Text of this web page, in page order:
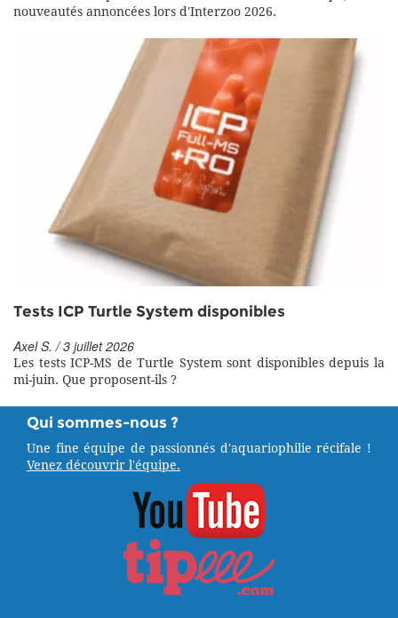
nouveautés annoncées lors d'Interzoo 2026.
Tests ICP Turtle System disponibles
Axel S. / 3 juillet 2026
Les tests ICP-MS de Turtle System sont disponibles depuis la
mi-juin. Que proposent-ils ?
Qui sommes-nous ?
Une fine équipe de passionnés d'aquariophilie récifale !
Venez découvrir l'équipe.